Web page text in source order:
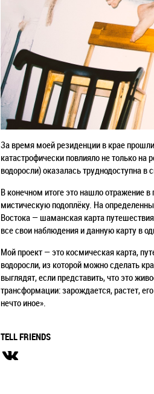
За время моей резиденции в крае
катастрофически повлияло не только
водоросли) оказалась труднодоступна
В конечном итоге это нашло отражение
мистическую подоплёку. На
Востока — шаманская карта
все свои наблюдения и данную карту в
Мой проект — это космическая карта,
водоросли, из которой можно сделать
выглядят, если представить, что это
трансформации: зарождается, растет,
нечто иное».
TELL FRIENDS